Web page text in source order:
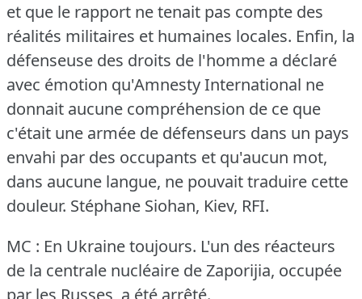
et que le rapport ne tenait pas compte des
réalités militaires et humaines locales. Enfin, la
défenseuse des droits de l'homme a déclaré
avec émotion qu'Amnesty International ne
donnait aucune compréhension de ce que
c'était une armée de défenseurs dans un pays
envahi par des occupants et qu'aucun mot,
dans aucune langue, ne pouvait traduire cette
douleur. Stéphane Siohan, Kiev, RFI.
MC : En Ukraine toujours. L'un des réacteurs
de la centrale nucléaire de Zaporijia, occupée